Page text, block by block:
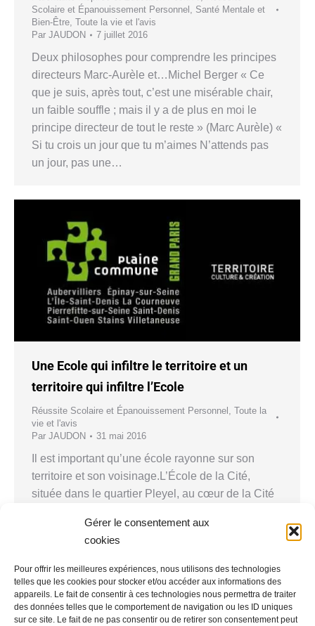
Gérer le consentement aux
cookies
Pour offrir les meilleures expériences, nous utilisons des technologies
telles que les cookies pour stocker et/ou accéder aux informations des
appareils. Le fait de consentir à ces technologies nous permettra de traiter
des données telles que le comportement de navigation ou les ID uniques
sur ce site. Le fait de ne pas consentir ou de retirer son consentement peut
Scolaire et Épanouissement Personnel
Santé Mentale et
Bien-Être Toute la vie et l'avis
Par JAUDON 7 juillet 2016
Deux philosophes pour comprendre les principes
directeurs Marc-Aurèle et…Michel Berger « Ce
que je suis, après tout, c’est une misérable chair,
un faible souffle ; mais il y a de plus en moi le
principe directeur de tout le reste » (Marc Aurèle) «
Si tu crois un jour que tu m’aimes N’attends pas
un jour, pas une…
Une Ecole qui infiltre le territoire et un
territoire qui infiltre l’Ecole
Réussite Scolaire et Épanouissement Personnel
Toute la
vie et l'avis
Par JAUDON 31 mai 2016
Il est important qu’une école rayonne sur son
territoire et son voisinage.L’École de la Cité,
située dans le quartier Pleyel, au cœur de la Cité
liens forts avec son environnement, est devenue
un acteur clé du développement culturel et
économique de la région de Plaine Commune.…